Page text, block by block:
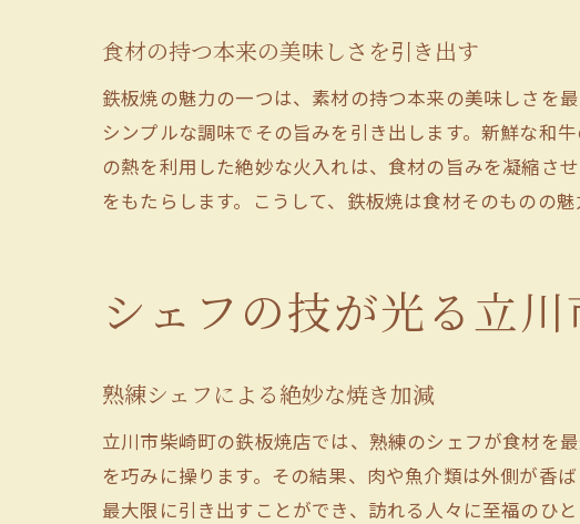
立
シ
食材の持つ本来の美味しさを引き出す
鉄板焼の魅力の一つは、素材の持つ本来の美味しさを
シンプルな調味でその旨みを引き出します。新鮮な和
の熱を利用した絶妙な火入れは、食材の旨みを凝縮さ
をもたらします。こうして、鉄板焼は食材そのものの
シェフの技が光る立
熟練シェフによる絶妙な焼き加減
立川市柴崎町の鉄板焼店では、熟練のシェフが食材を
を巧みに操ります。その結果、肉や魚介類は外側が香
最大限に引き出すことができ、訪れる人々に至福のひ